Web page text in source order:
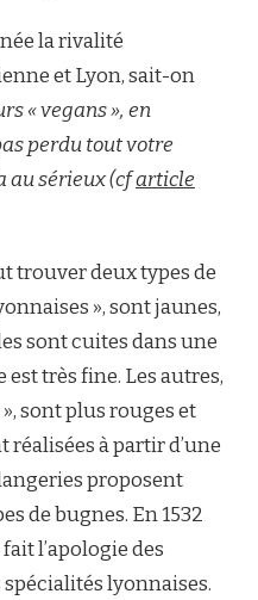
née la rivalité
et Lyon, sait-on
« vegans », en
perdu tout votre
au sérieux (cfarticle
trouver deux types de
», sont jaunes,
sont cuites dans une
très fine. Les autres,
sont plus rouges et
à partir d’une
proposent
de bugnes. En 1532
l’apologie des
spécialités lyonnaises.